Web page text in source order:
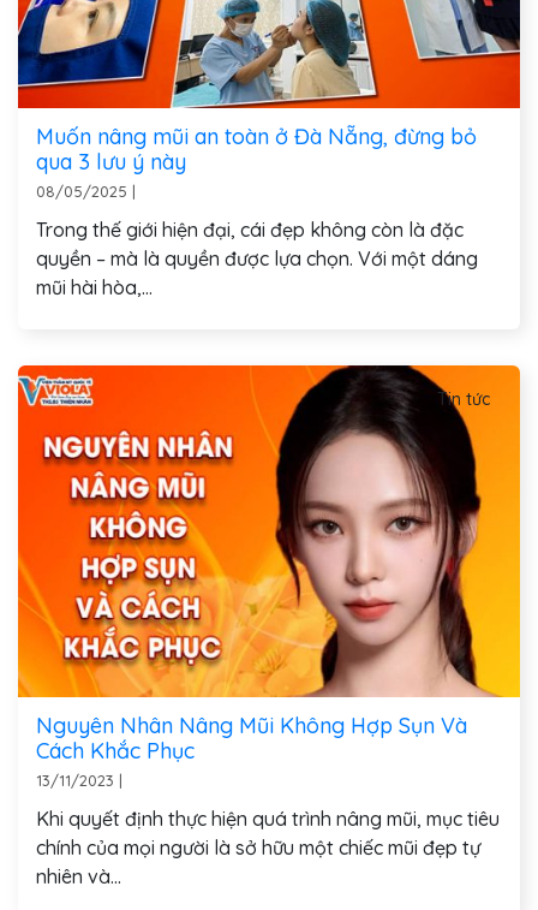
Muốn nâng mũi an toàn ở Đà Nẵng, đừng bỏ
qua 3 lưu ý này
08/05/2025 |
Trong thế giới hiện đại, cái đẹp không còn là đặc
quyền – mà là quyền được lựa chọn. Với một dáng
mũi hài hòa,...
Tin tức
Nguyên Nhân Nâng Mũi Không Hợp Sụn Và
Cách Khắc Phục
13/11/2023 |
Khi quyết định thực hiện quá trình nâng mũi, mục tiêu
chính của mọi người là sở hữu một chiếc mũi đẹp tự
nhiên và...